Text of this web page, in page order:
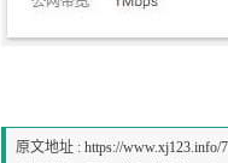
原文地址 :https://www.xj123.info/